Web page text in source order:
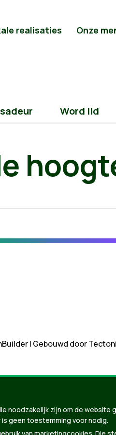
realisaties Onze
Word lid
| Gebouwd door
noodzakelijk zijn om de website
geen toestemming voor nodig.